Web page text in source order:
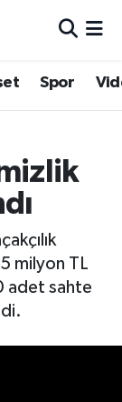
Spor
milyon TL
adet sahte